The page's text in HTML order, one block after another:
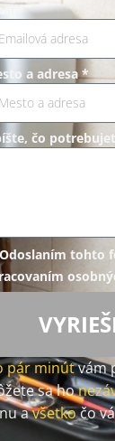
a adresa *
čo
tohto
pár minútvám
sa ho
avšetkočo